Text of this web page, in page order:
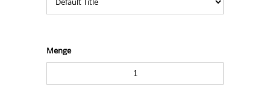
Menge